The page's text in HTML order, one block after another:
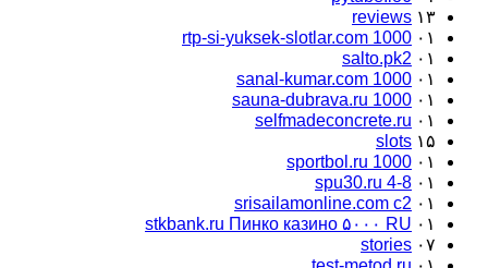
reviews ۱۳
rtp-si-yuksek-slotlar.com 1000 ۰۱
salto.pk2 ۰۱
sanal-kumar.com 1000 ۰۱
sauna-dubrava.ru 1000 ۰۱
selfmadeconcrete.ru ۰۱
slots ۱۵
sportbol.ru 1000 ۰۱
spu30.ru 4-8 ۰۱
srisailamonline.com c2 ۰۱
stkbank.ru Пинко казино ۵۰۰۰ RU ۰۱
stories ۰۷